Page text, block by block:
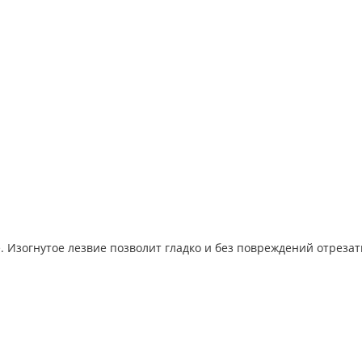
лезвие позволит гладко и без повреждений